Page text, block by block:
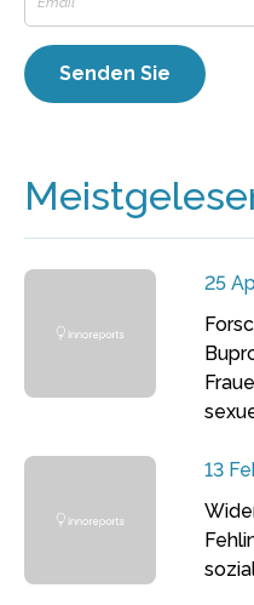
25
13